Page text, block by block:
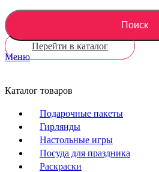
Поиск
Перейти в каталог
Меню
Каталог товаров
Подарочные пакеты
Гирлянды
Настольные игры
Посуда для праздника
Раскраски